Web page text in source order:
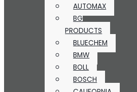
AUTOMAX
BG
PRODUCTS
BLUECHEM
BMW
BOLL
BOSCH